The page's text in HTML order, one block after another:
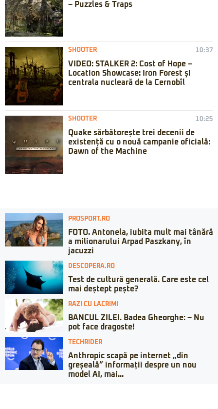
– Puzzles & Traps
SHOOTER 10:37
VIDEO: STALKER 2: Cost of Hope –
Location Showcase: Iron Forest și
centrala nucleară de la Cernobîl
SHOOTER 10:25
Quake sărbătorește trei decenii de
existență cu o nouă campanie oficială:
Dawn of the Machine
PROSPORT.RO
FOTO. Antonela, iubita mult mai tânără
a milionarului Arpad Paszkany, în
jacuzzi
DESCOPERA.RO
Test de cultură generală. Care este cel
mai deștept pește?
RAZI CU LACRIMI
BANCUL ZILEI. Badea Gheorghe: – Nu
pot face dragoste!
TECHRIDER
Anthropic scapă pe internet „din
greșeală” informații despre un nou
model AI, mai...